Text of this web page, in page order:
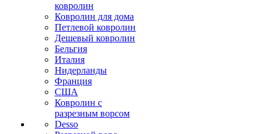
ковролин
Ковролин для дома
Петлевой ковролин
Дешевый ковролин
Бельгия
Италия
Нидерланды
Франция
США
Ковролин с
разрезным ворсом
Desso